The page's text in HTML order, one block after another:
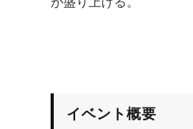
イベント概要